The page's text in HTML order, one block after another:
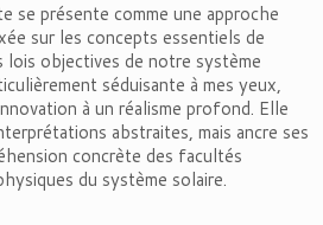
se présente comme une approche
sur les concepts essentiels de
lois objectives de notre système
séduisante à mes yeux,
à un réalisme profond. Elle
abstraites, mais ancre ses
concrète des facultés
du système solaire.